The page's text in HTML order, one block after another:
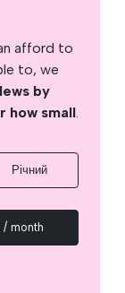
afford to
to, we
by
how small.
Річний
month